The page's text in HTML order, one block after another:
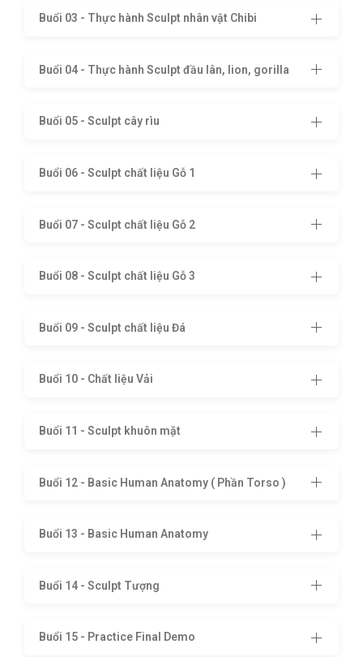
Buổi 03 - Thực hành Sculpt nhân vật Chibi
Buổi 04 - Thực hành Sculpt đầu lân, lion, gorilla
Buổi 05 - Sculpt cây rìu
Buổi 06 - Sculpt chất liệu Gỗ 1
Buổi 07 - Sculpt chất liệu Gỗ 2
Buổi 08 - Sculpt chất liệu Gỗ 3
Buổi 09 - Sculpt chất liệu Đá
Buổi 10 - Chất liệu Vải
Buổi 11 - Sculpt khuôn mặt
Buổi 12 - Basic Human Anatomy ( Phần Torso )
Buổi 13 - Basic Human Anatomy
Buổi 14 - Sculpt Tượng
Buổi 15 - Practice Final Demo